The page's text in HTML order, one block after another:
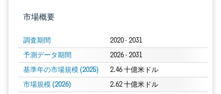
市場概要
調査期間 2020 - 2031
予測データ期間 2026 - 2031
基準年の市場規模 (2025) 2.46 十億米ドル
市場規模 (2026) 2.62 十億米ドル